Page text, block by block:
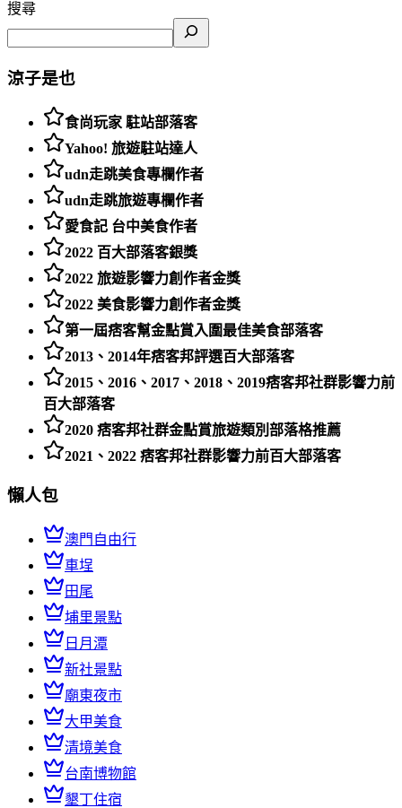
搜尋
涼子是也
食尚玩家 駐站部落客
Yahoo! 旅遊駐站達人
udn走跳美食專欄作者
udn走跳旅遊專欄作者
愛食記 台中美食作者
2022 百大部落客銀獎
2022 旅遊影響力創作者金獎
2022 美食影響力創作者金獎
第一屆痞客幫金點賞入圍最佳美食部落客
2013、2014年痞客邦評選百大部落客
2015、2016、2017、2018、2019痞客邦社群影響力前
百大部落客
2020 痞客邦社群金點賞旅遊類別部落格推薦
2021、2022 痞客邦社群影響力前百大部落客
懶人包
澳門自由行
車埕
田尾
埔里景點
日月潭
新社景點
廟東夜市
大甲美食
清境美食
台南博物館
墾丁住宿